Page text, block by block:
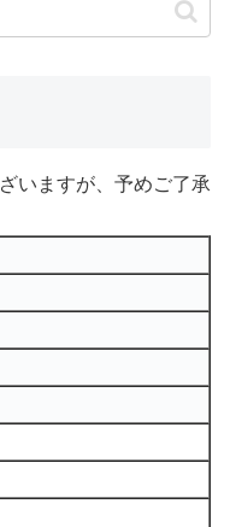
いますが、予めご了承